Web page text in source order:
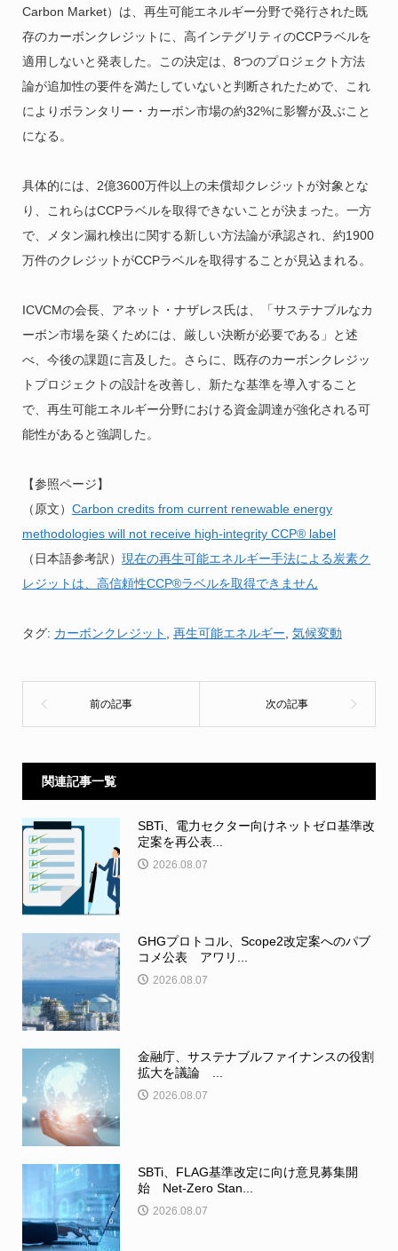
Carbon Market）は、再生可能エネルギー分野で発行された既
存のカーボンクレジットに、高インテグリティのCCPラベルを
適用しないと発表した。この決定は、8つのプロジェクト方法
論が追加性の要件を満たしていないと判断されたためで、これ
によりボランタリー・カーボン市場の約32%に影響が及ぶこと
になる。
具体的には、2億3600万件以上の未償却クレジットが対象とな
り、これらはCCPラベルを取得できないことが決まった。一方
で、メタン漏れ検出に関する新しい方法論が承認され、約1900
万件のクレジットがCCPラベルを取得することが見込まれる。
ICVCMの会長、アネット・ナザレス氏は、「サステナブルなカ
ーボン市場を築くためには、厳しい決断が必要である」と述
べ、今後の課題に言及した。さらに、既存のカーボンクレジッ
トプロジェクトの設計を改善し、新たな基準を導入すること
で、再生可能エネルギー分野における資金調達が強化される可
能性があると強調した。
【参照ページ】
（原文） Carbon credits from current renewable energy
methodologies will not receive high-integrity CCP® label
（日本語参考訳） 現在の再生可能エネルギー手法による炭素ク
レジットは、高信頼性CCP®ラベルを取得できません
タグ: カーボンクレジット 再生可能エネルギー 気候変動
関連記事一覧
SBTi、電力セクター向けネットゼロ基準改
定案を再公表...
2026.08.07
GHGプロトコル、Scope2改定案へのパブ
コメ公表 アワリ...
2026.08.07
金融庁、サステナブルファイナンスの役割
拡大を議論 ...
2026.08.07
SBTi、FLAG基準改定に向け意見募集開
始 Net-Zero Stan...
2026.08.07